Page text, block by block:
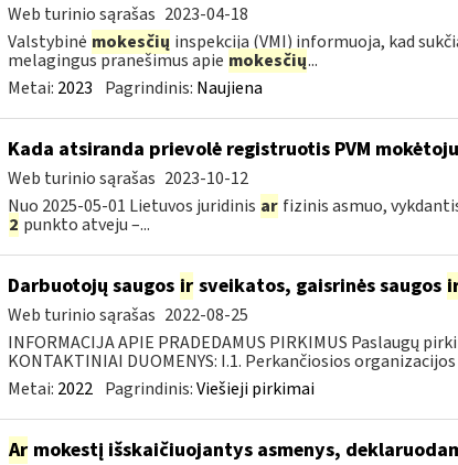
Web turinio sąrašas 2023-04-18
Valstybinė mokesčių inspekcija (VMI) informuoja, kad
melagingus pranešimus apie mokesčių...
Metai: 2023 Pagrindinis: Naujiena
Kada atsiranda prievolė registruotis PVM
Web turinio sąrašas 2023-10-12
Nuo 2025-05-01 Lietuvos juridinis ar fizinis asmuo,
2 punkto atveju –...
Darbuotojų saugos irsveikatos, gaisrinės saugos
Web turinio sąrašas 2022-08-25
INFORMACIJA APIE PRADEDAMUS PIRKIMUS Paslaugų
KONTAKTINIAI DUOMENYS: I.1. Perkančiosios
Metai: 2022 Pagrindinis:Viešieji pirkimai
Armokestį išskaičiuojantys asmenys,